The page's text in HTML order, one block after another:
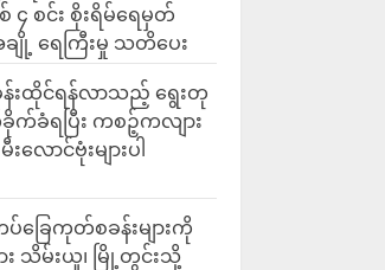
၄ စင်း စိုးရိမ်ရေမှတ်
ျို့ ရေကြီးမှု သတိပေး
းထိုင်ရန်လာသည့် ရွေးတု
ခံရပြီး ကစဉ့်ကလျား
ောင်ဗုံးများပါ
ခြေကုတ်စခန်းများကို
ား သိမ်းယူ၊ မြို့တွင်းသို့